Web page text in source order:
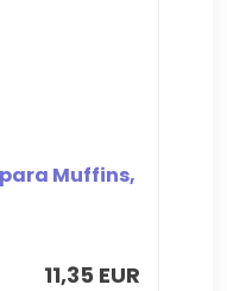
Muffins,
11,35 EUR